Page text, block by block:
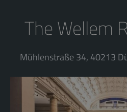
The Wellem
Mühlenstraße 34, 40213